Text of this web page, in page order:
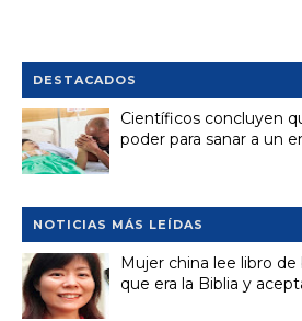
DESTACADOS
Científicos concluyen
poder para sanar a un
NOTICIAS MÁS LEÍDAS
Mujer china lee libro
que era la Biblia y